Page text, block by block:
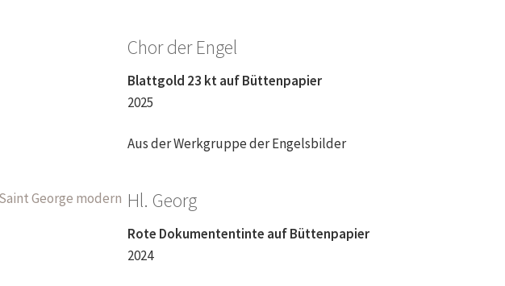
Chor der Engel
Blattgold 23 kt auf Büttenpapier
2025
Aus der Werkgruppe der Engelsbilder
Hl. Georg
Rote Dokumententinte auf Büttenpapier
2024